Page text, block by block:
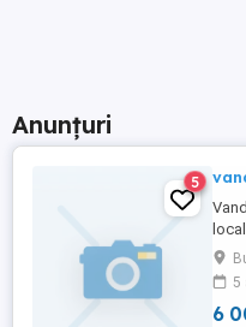
Anunțuri
5
5
6